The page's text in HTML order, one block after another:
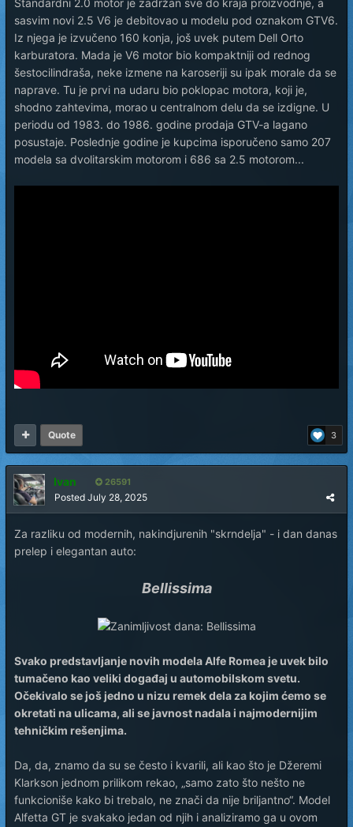
Standardni 2.0 motor je zadržan sve do kraja proizvodnje, a
sasvim novi 2.5 V6 je debitovao u modelu pod oznakom GTV6.
Iz njega je izvučeno 160 konja, još uvek putem Dell Orto
karburatora. Mada je V6 motor bio kompaktniji od rednog
šestocilindraša, neke izmene na karoseriji su ipak morale da se
naprave. Tu je prvi na udaru bio poklopac motora, koji je,
shodno zahtevima, morao u centralnom delu da se izdigne. U
periodu od 1983. do 1986. godine prodaja GTV-a lagano
posustaje. Poslednje godine je kupcima isporučeno samo 207
modela sa dvolitarskim motorom i 686 sa 2.5 motorom...
3
Quote
Ivan 26591
Posted July 28, 2025
Za razliku od modernih, nakindjurenih "skrndelja" - i dan danas
prelep i elegantan auto:
Bellissima
Svako predstavljanje novih modela Alfe Romea je uvek bilo
tumačeno kao veliki događaj u automobilskom svetu.
Očekivalo se još jedno u nizu remek dela za kojim ćemo se
okretati na ulicama, ali se javnost nadala i najmodernijim
tehničkim rešenjima.
Da, da, znamo da su se često i kvarili, ali kao što je Džeremi
Klarkson jednom prilikom rekao, „samo zato što nešto ne
funkcioniše kako bi trebalo, ne znači da nije briljantno“. Model
Alfetta GT je svakako jedan od njih i analiziramo ga u ovom